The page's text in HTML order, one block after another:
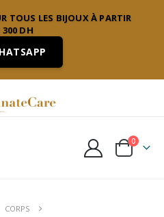
TOUS LES BIJOUX À PARTIR
300 DH
0
CORPS